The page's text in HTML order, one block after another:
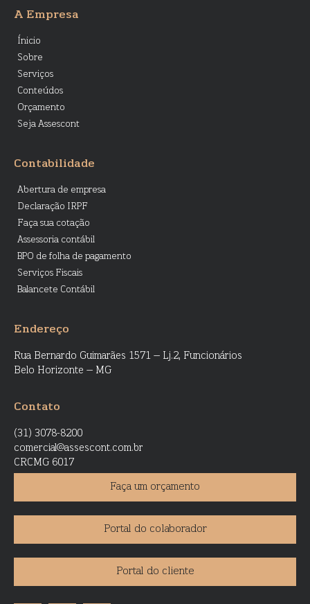
A Empresa
Ínicio
Sobre
Serviços
Conteúdos
Orçamento
Seja Assescont
Contabilidade
Abertura de empresa
Declaração IRPF
Faça sua cotação
Assessoria contábil
BPO de folha de pagamento
Serviços Fiscais
Balancete Contábil
Endereço
Rua Bernardo Guimarães 1571 – Lj.2, Funcionários
Belo Horizonte – MG
Contato
(31) 3078-8200
comercial@assescont.com.br
CRCMG 6017
Faça um orçamento
Portal do colaborador
Portal do cliente